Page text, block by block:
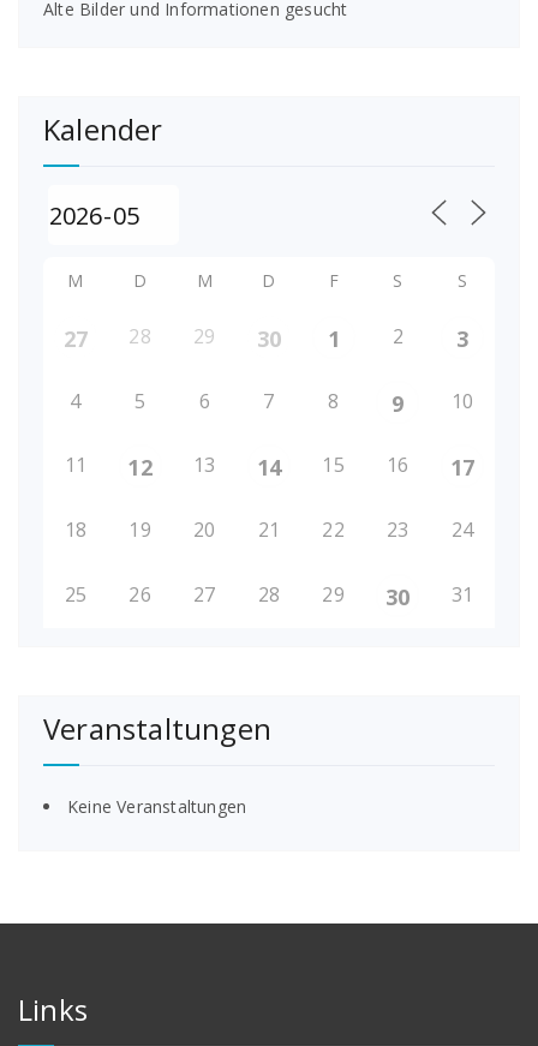
Alte Bilder und Informationen gesucht
Kalender
M D M D F S S
27 28 29 30 1 2 3
4 5 6 7 8 9 10
11 12 13 14 15 16 17
18 19 20 21 22 23 24
25 26 27 28 29 30 31
Veranstaltungen
Keine Veranstaltungen
Links